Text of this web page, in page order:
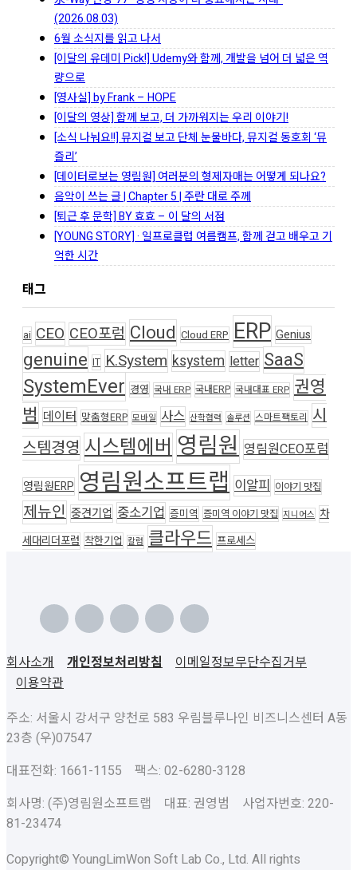
(2026.08.03)
6월 소식지를 읽고 나서
[이달의 유데미 Pick!] Udemy와 함께, 개발을 넘어 더 넓은 역
량으로
[영사실] by Frank – HOPE
[이달의 영상] 함께 보고, 더 가까워지는 우리 이야기!
[소식 나눠요!!] 뮤지컬 보고 단체 눈물바다, 뮤지컬 동호회 ‘뮤
즐리’
[데이터로보는 영림원] 여러분의 형제자매는 어떻게 되나요?
음악이 쓰는 글 | Chapter 5 | 주란 대로 주께
[퇴근 후 문학] BY 효효 – 이 달의 서점
[YOUNG STORY] · 일프로클럽 여름캠프, 함께 걷고 배우고 기
억한 시간
태그
ai CEO CEO포럼 Cloud Cloud ERP ERP Genius
genuine IT K.System ksystem letter SaaS
SystemEver 경영 국내 ERP 국내ERP 국내대표 ERP 권영
범 데이터 맞춤형ERP 모바일 사스 산학협력 솔루션 스마트팩토리 시
스템경영 시스템에버영림원 영림원CEO포럼
영림원ERP 영림원소프트랩 이알피 이야기 맛집
제뉴인 중견기업 중소기업 증미역 증미역 이야기 맛집 지니어스 차
세대리더포럼 착한기업 칼럼 클라우드 프로세스
회사소개 개인정보처리방침
이메일정보무단수집거부
이용약관
주소: 서울시 강서구 양천로 583 우림블루나인 비즈니스센터 A동
23층 (우)07547
대표전화: 1661-1155 팩스: 02-6280-3128
회사명: (주)영림원소프트랩 대표: 권영범 사업자번호: 220-
81-23474
Copyright© YoungLimWon Soft Lab Co., Ltd. All rights